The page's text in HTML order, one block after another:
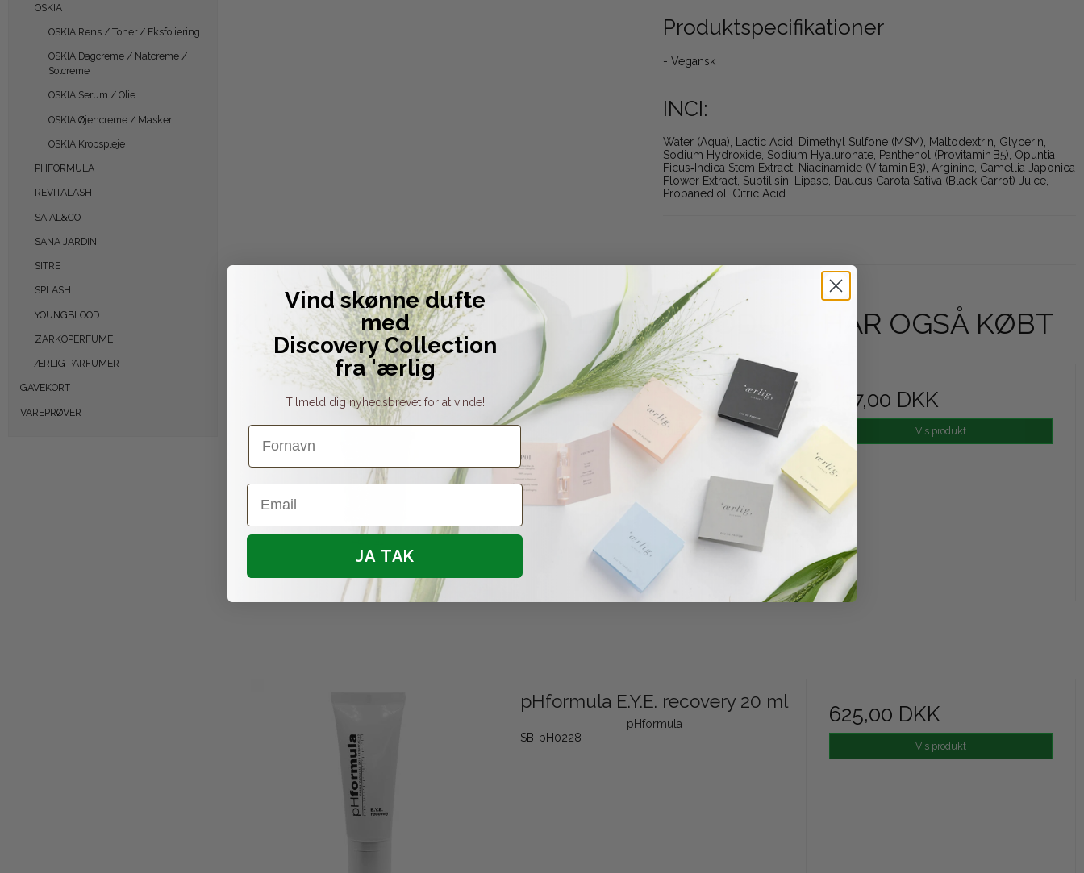
OSKIA
OSKIA Rens / Toner / Eksfoliering
OSKIA Dagcreme / Natcreme /
Solcreme
OSKIA Serum / Olie
OSKIA Øjencreme / Masker
OSKIA Kropspleje
PHFORMULA
REVITALASH
SA.AL&CO
SANA JARDIN
SITRE
SPLASH
YOUNGBLOOD
ZARKOPERFUME
ÆRLIG PARFUMER
GAVEKORT
VAREPRØVER
Produktspecifikationer
- Vegansk
INCI:
Water (Aqua), Lactic Acid, Dimethyl Sulfone (MSM), Maltodextrin, Glycerin,
Sodium Hydroxide, Sodium Hyaluronate, Panthenol (Provitamin B5), Opuntia
Ficus‑Indica Stem Extract, Niacinamide (Vitamin B3), Arginine, Camellia Japonica
Flower Extract, Subtilisin, Lipase, Daucus Carota Sativa (Black Carrot) Juice,
Propanediol, Citric Acid.
KUNDER DER HAR KØBT DETTE PRODUKT HAR OGSÅ KØBT
pHformula E.X.F.O. cleanse 200
ml
pHformula
SB-pH0225-3
437,00 DKK
Vis produkt
pHformula E.Y.E. recovery 20 ml
pHformula
SB-pH0228
625,00 DKK
Vis produkt
Vind skønne dufte
med
Discovery Collection
fra 'ærlig
Tilmeld dig nyhedsbrevet for at vinde!
Fornavn
Email
JA TAK